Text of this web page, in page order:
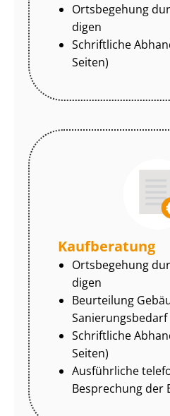
Ortsbegehung
di­gen
Schriftliche
Seiten)
Kaufberatung
Ortsbegehung
di­gen
Beurteilung
Sa­nie­rungs­be­darf
Schriftliche
Seiten)
Ausführliche
Besprechung der